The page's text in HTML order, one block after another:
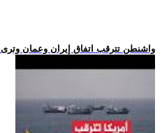
.. واشنطن تترقب اتفاق إيران وعمان